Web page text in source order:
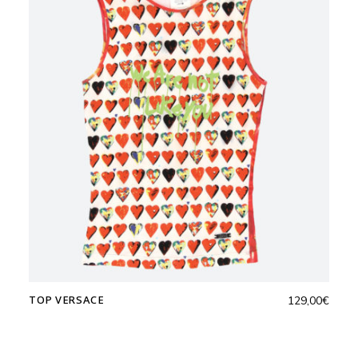
TOP VERSACE 129,00€